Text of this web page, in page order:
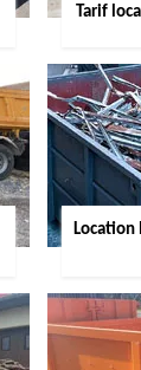
Tarif
Location